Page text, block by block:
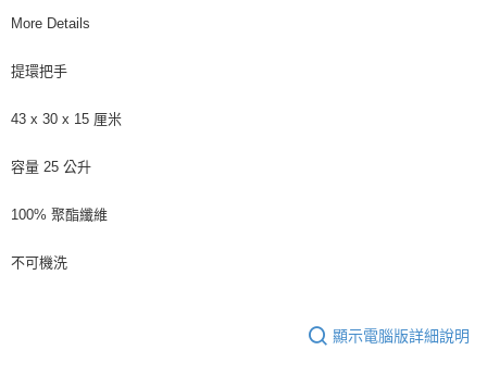
More Details
提環把手
43 x 30 x 15 厘米
容量 25 公升
100% 聚酯纖維
不可機洗
顯示電腦版詳細說明